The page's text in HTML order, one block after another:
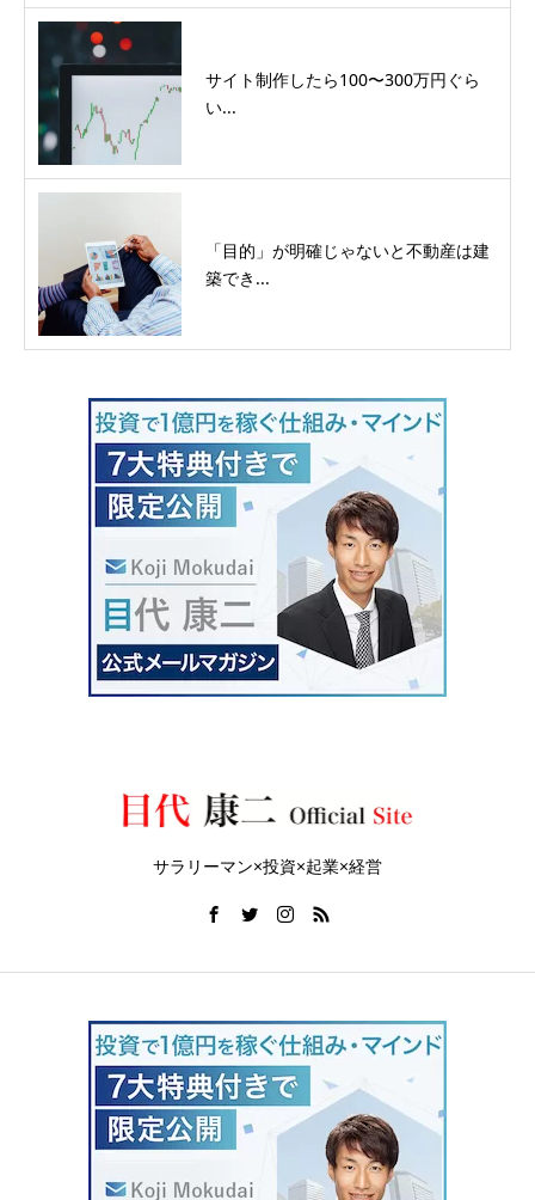
サイト制作したら100〜300万円ぐら
い...
「目的」が明確じゃないと不動産は建
築でき...
サラリーマン×投資×起業×経営